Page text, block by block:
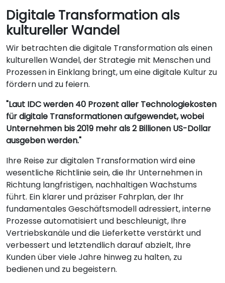
Digitale Transformation als
kultureller Wandel
Wir betrachten die digitale Transformation als einen
kulturellen Wandel, der Strategie mit Menschen und
Prozessen in Einklang bringt, um eine digitale Kultur zu
fördern und zu feiern.
"Laut IDC werden 40 Prozent aller Technologiekosten
für digitale Transformationen aufgewendet, wobei
Unternehmen bis 2019 mehr als 2 Billionen US-Dollar
ausgeben werden."
Ihre Reise zur digitalen Transformation wird eine
wesentliche Richtlinie sein, die Ihr Unternehmen in
Richtung langfristigen, nachhaltigen Wachstums
führt. Ein klarer und präziser Fahrplan, der Ihr
fundamentales Geschäftsmodell adressiert, interne
Prozesse automatisiert und beschleunigt, Ihre
Vertriebskanäle und die Lieferkette verstärkt und
verbessert und letztendlich darauf abzielt, Ihre
Kunden über viele Jahre hinweg zu halten, zu
bedienen und zu begeistern.